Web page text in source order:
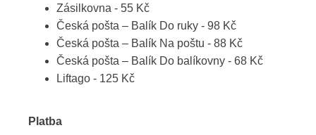
Zásilkovna - 55 Kč
Česká pošta – Balík Do ruky - 98 Kč
Česká pošta – Balík Na poštu - 88 Kč
Česká pošta – Balík Do balíkovny - 68 Kč
Liftago - 125 Kč
Platba